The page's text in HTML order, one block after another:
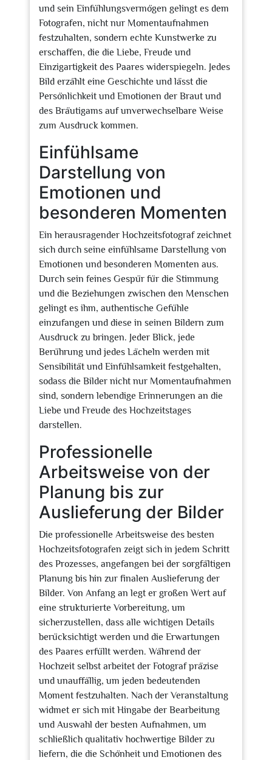
und sein Einfühlungsvermögen gelingt es dem
Fotografen, nicht nur Momentaufnahmen
festzuhalten, sondern echte Kunstwerke zu
erschaffen, die die Liebe, Freude und
Einzigartigkeit des Paares widerspiegeln. Jedes
Bild erzählt eine Geschichte und lässt die
Persönlichkeit und Emotionen der Braut und
des Bräutigams auf unverwechselbare Weise
zum Ausdruck kommen.
Einfühlsame
Darstellung von
Emotionen und
besonderen Momenten
Ein herausragender Hochzeitsfotograf zeichnet
sich durch seine einfühlsame Darstellung von
Emotionen und besonderen Momenten aus.
Durch sein feines Gespür für die Stimmung
und die Beziehungen zwischen den Menschen
gelingt es ihm, authentische Gefühle
einzufangen und diese in seinen Bildern zum
Ausdruck zu bringen. Jeder Blick, jede
Berührung und jedes Lächeln werden mit
Sensibilität und Einfühlsamkeit festgehalten,
sodass die Bilder nicht nur Momentaufnahmen
sind, sondern lebendige Erinnerungen an die
Liebe und Freude des Hochzeitstages
darstellen.
Professionelle
Arbeitsweise von der
Planung bis zur
Auslieferung der Bilder
Die professionelle Arbeitsweise des besten
Hochzeitsfotografen zeigt sich in jedem Schritt
des Prozesses, angefangen bei der sorgfältigen
Planung bis hin zur finalen Auslieferung der
Bilder. Von Anfang an legt er großen Wert auf
eine strukturierte Vorbereitung, um
sicherzustellen, dass alle wichtigen Details
berücksichtigt werden und die Erwartungen
des Paares erfüllt werden. Während der
Hochzeit selbst arbeitet der Fotograf präzise
und unauffällig, um jeden bedeutenden
Moment festzuhalten. Nach der Veranstaltung
widmet er sich mit Hingabe der Bearbeitung
und Auswahl der besten Aufnahmen, um
schließlich qualitativ hochwertige Bilder zu
liefern, die die Schönheit und Emotionen des